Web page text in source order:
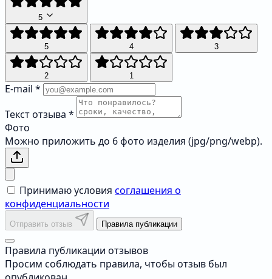
5
5 4 3
2 1
E-mail *
Текст отзыва *
Фото
Можно приложить до 6 фото изделия (jpg/png/webp).
Принимаю условия соглашения о
конфиденциальности
Отправить отзыв Правила публикации
Правила публикации отзывов
Просим соблюдать правила, чтобы отзыв был